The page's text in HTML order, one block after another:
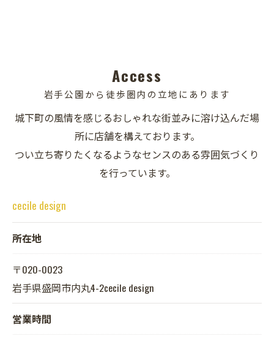
岩手公園から徒歩圏内の立地にあります
Access
城下町の風情を感じるおしゃれな街並みに溶け込んだ場
所に店舗を構えております。
つい立ち寄りたくなるようなセンスのある雰囲気づくり
を行っています。
cecile design
所在地
〒020-0023
岩手県盛岡市内丸4-2cecile design
営業時間